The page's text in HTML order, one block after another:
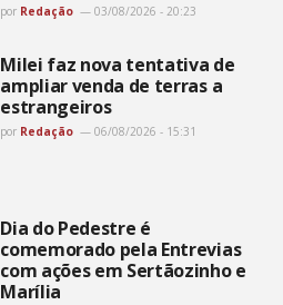
por Redação 03/08/2026 - 20:23
Milei faz nova tentativa de
ampliar venda de terras a
estrangeiros
por Redação 06/08/2026 - 15:31
Dia do Pedestre é
comemorado pela Entrevias
com ações em Sertãozinho e
Marília